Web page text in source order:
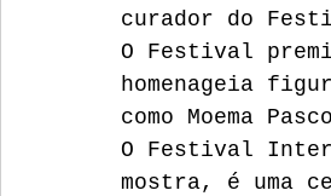
curador do
O Festival
homenageia
como Moema
O Festival
mostra, é uma